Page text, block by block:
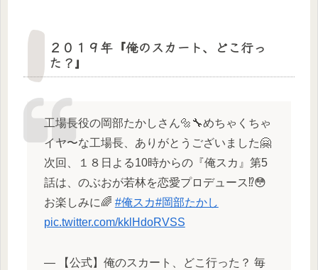
２０１９年『俺のスカート、どこ行っ
た？』
工場長役の岡部たかしさん🔩🔧めちゃくちゃ
イヤ〜な工場長、ありがとうございました🤗
次回、１８日よる10時からの『俺スカ』第5
話は、のぶおが若林を恋愛プロデュース⁉️😳
お楽しみに🌈 #俺スカ#岡部たかし
pic.twitter.com/kklHdoRVSS
— 【公式】俺のスカート、どこ行った？ 毎